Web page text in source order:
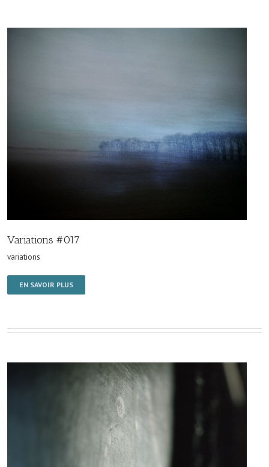
Variations #017
variations
EN SAVOIR PLUS